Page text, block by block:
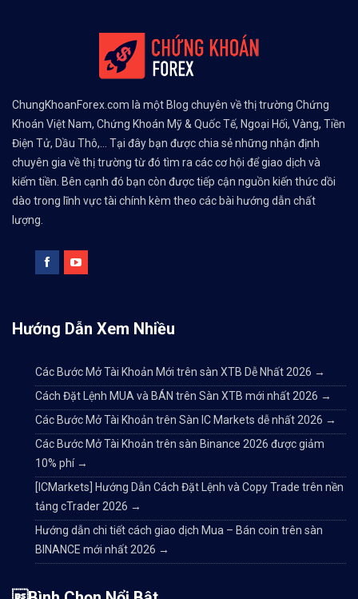
ChungKhoanForex.com là một Blog chuyên về thị trường Chứng
Khoán Việt Nam, Chứng Khoán Mỹ & Quốc Tế, Ngoại Hối, Vàng, Tiền
Điện Tử, Dầu Thô,... Tại đây bạn được chia sẻ những nhận định
chuyên gia về thị trường từ đó tìm ra các cơ hội để giao dịch và
kiếm tiền. Bên cạnh đó bạn còn được tiếp cận nguồn kiến thức dồi
dào trong lĩnh vực tài chính kèm theo các bài hướng dẫn chất
lượng.
Hướng Dẫn Xem Nhiều
Các Bước Mở Tài Khoản Mới trên sàn XTB Dễ Nhất 2026 →
Cách Đặt Lệnh MUA và BÁN trên Sàn XTB mới nhất 2026 →
Các Bước Mở Tài Khoản trên Sàn IC Markets dễ nhất 2026 →
Các Bước Mở Tài Khoản trên sàn Binance 2026 được giảm
10% phí →
[ICMarkets] Hướng Dẫn Cách Đặt Lệnh và Copy Trade trên nền
tảng cTrader 2026 →
Hướng dẫn chi tiết cách giao dịch Mua – Bán coin trên sàn
BINANCE mới nhất 2026 →